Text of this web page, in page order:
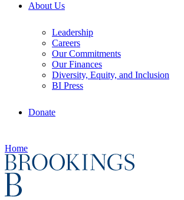
About Us
Leadership
Careers
Our Commitments
Our Finances
Diversity, Equity, and Inclusion
BI Press
Donate
Home